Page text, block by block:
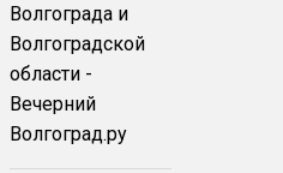
Волгограда и
Волгоградской
области -
Вечерний
Волгоград.ру